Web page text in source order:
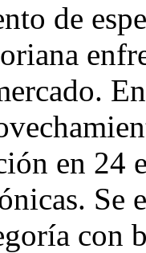
de
en 24
Se
con